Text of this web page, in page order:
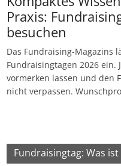
Praxis:
besuchen
Das Fundraising-Magazins
Fundraisingtagen 2026 ein.
vormerken lassen und den
nicht verpassen.
Fundraisingtag: Was ist